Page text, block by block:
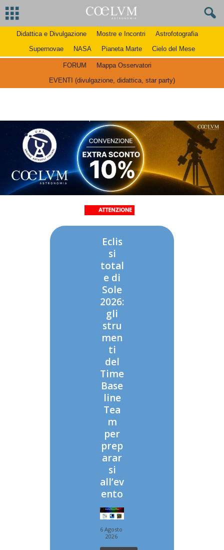
Didattica e Divulgazione Mostre e Incontri
Astrofotografia
Supernovae
NASA Pianeta Marte Cielo del Mese
FORUM
Mappa Osservatori
EVENTI (divulgazione, didattica, star party)
Eclis
si
total
e di
Sole
2026:
gli
stru
men
ti
del
Time
Base
line
Tea
m
per
prep
arar
si
all’ev
ento
6 Agosto
2026